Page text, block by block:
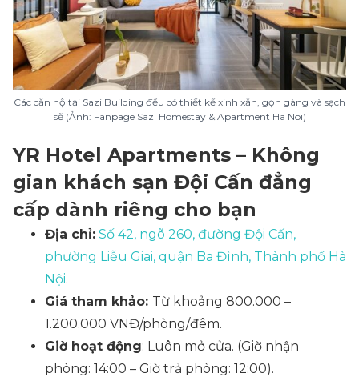
Các căn hộ tại Sazi Building đều có thiết kế xinh xắn, gọn gàng và sạch
sẽ (Ảnh: Fanpage Sazi Homestay & Apartment Ha Noi)
YR Hotel Apartments – Không
gian khách sạn Đội Cấn đẳng
cấp dành riêng cho bạn
Địa chỉ: Số 42, ngõ 260, đường Đội Cấn,
phường Liễu Giai, quận Ba Đình, Thành phố Hà
Nội.
Giá tham khảo: Từ khoảng 800.000 –
1.200.000 VNĐ/phòng/đêm.
Giờ hoạt động: Luôn mở cửa. (Giờ nhận
phòng: 14:00 – Giờ trả phòng: 12:00).